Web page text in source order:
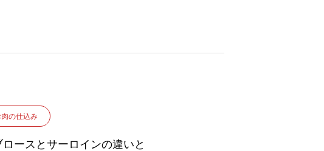
の仕込み
ロースとサーロインの違いと